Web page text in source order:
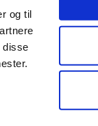
og til
disse
hver
om dig via
og